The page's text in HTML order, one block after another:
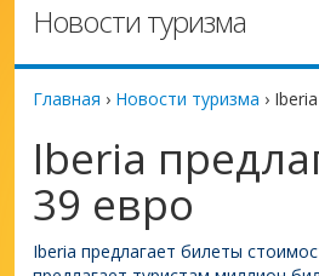
Новости туризма
Главная › Новости туризма ›
Iberia
39 евро
Iberia предлагает билеты